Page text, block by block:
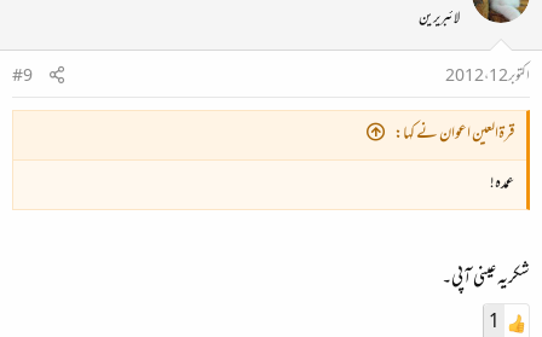
لائبریرین
اکتوبر 12، 2012
#9
قرۃالعین اعوان نے کہا:
عمدہ!
شکریہ عینی آپی۔
1